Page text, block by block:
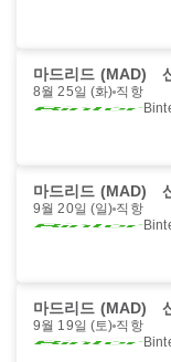
마드리드 (MAD)
8월 25일 (화) 직항
마드리드 (MAD)
9월 20일 (일) 직항
마드리드 (MAD)
9월 19일 (토) 직항